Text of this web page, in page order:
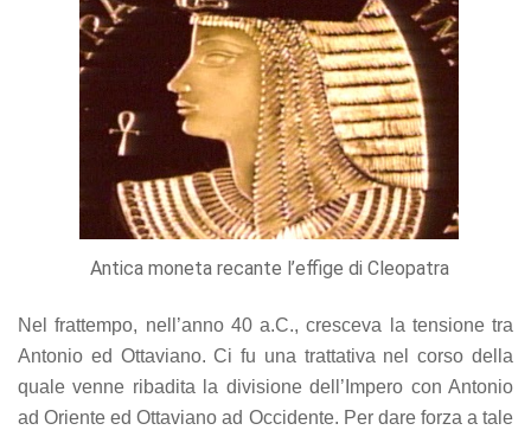
Antica moneta recante l’effige di Cleopatra
Nel frattempo, nell’anno 40 a.C., cresceva la tensione tra
Antonio ed Ottaviano. Ci fu una trattativa nel corso della
quale venne ribadita la divisione dell’Impero con Antonio
ad Oriente ed Ottaviano ad Occidente. Per dare forza a tale